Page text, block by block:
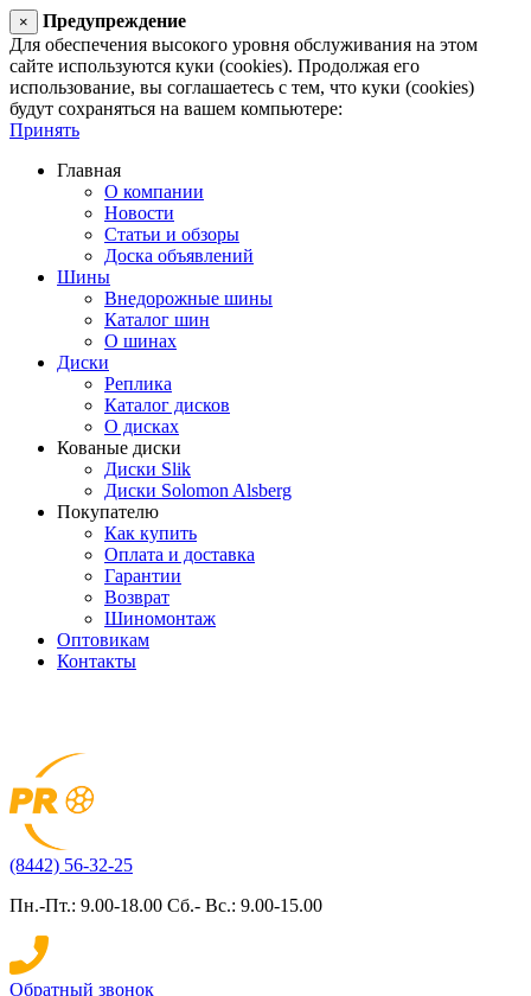
×
Предупреждение
Для обеспечения высокого уровня обслуживания на этом
сайте используются куки (cookies). Продолжая его
использование, вы соглашаетесь с тем, что куки (cookies)
будут сохраняться на вашем компьютере:
Принять
Главная
О компании
Новости
Статьи и обзоры
Доска объявлений
Шины
Внедорожные шины
Каталог шин
О шинах
Диски
Реплика
Каталог дисков
О дисках
Кованые диски
Диски Slik
Диски Solomon Alsberg
Покупателю
Как купить
Оплата и доставка
Гарантии
Возврат
Шиномонтаж
Оптовикам
Контакты
(8442) 56-32-25
Пн.-Пт.: 9.00-18.00 Сб.- Вс.: 9.00-15.00
Обратный звонок